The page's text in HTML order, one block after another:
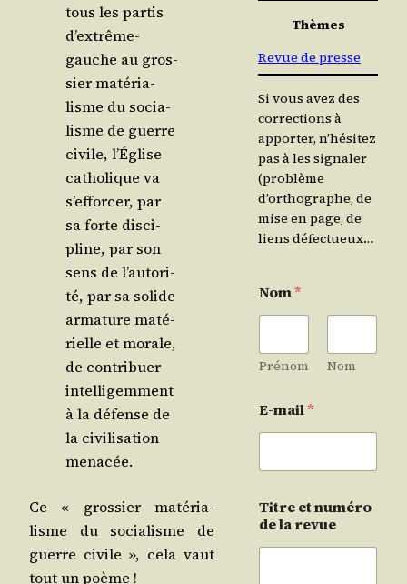
tous les par­tis
d’ex­trême-
gauche au gros­
sier maté­ria­
lisme du socia­
lisme de guerre
civile, l’Église
catho­lique va
s’ef­for­cer, par
sa forte dis­ci­
pline, par son
sens de l’au­to­ri­
té, par sa solide
arma­ture maté­
rielle et morale,
de contri­buer
intel­li­gem­ment
à la défense de
la civi­li­sa­tion
menacée.
Ce « gros­sier maté­ria­
lisme du socia­lisme de
guerre civile », cela vaut
tout un poème !
Thèmes
Revue de presse
Si vous avez des
corrections à
apporter, n’hésitez
pas à les signaler
(problème
d’orthographe, de
mise en page, de
liens défectueux…
Nom*
Prénom Nom
E-mail*
Titre et numéro
de la revue